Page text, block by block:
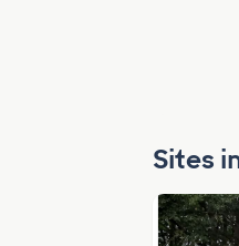
Sites